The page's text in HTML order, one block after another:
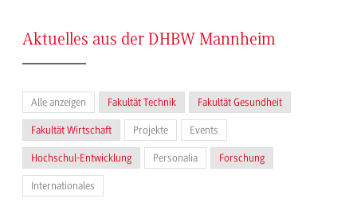
Aktuelles aus der DHBW Mannheim
Alle anzeigen Fakultät Technik Fakultät Gesundheit
Fakultät Wirtschaft Projekte Events
Hochschul-Entwicklung Personalia Forschung
Internationales